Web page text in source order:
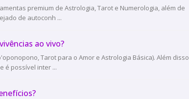
premium de Astrologia, Tarot e Numerologia, além de
de autoconh ...
ao vivo?
Tarot para o Amor e Astrologia Básica). Além disso,
é possível inter ...